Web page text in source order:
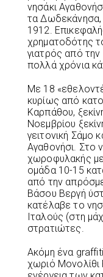
νησάκι
τα Δωδεκάνησα,
1912.
χρηματοδότης
γιατρός από
πολλά χρόνια
Με 18
κυρίως από
Καρπάθου,
Νοεμβρίου
γειτονική Σάμο
Αγαθονήσι. Στο
χωροφυλακής με
ομάδα 10-15
από την
Βάσου Βεργή
κατέλαβε το
Ιταλούς (στη
στρατιώτες.
Ακόμη ένα
χωριό Μονολίθι